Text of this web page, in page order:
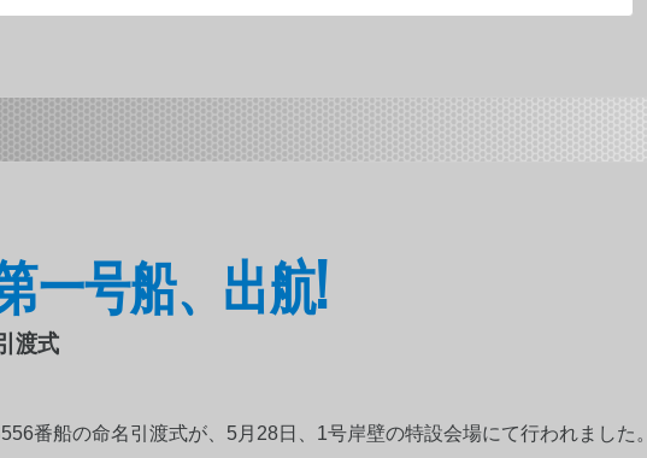
一号船、出航!
渡式
番船の命名引渡式が、5月28日、1号岸壁の特設会場にて行われました。